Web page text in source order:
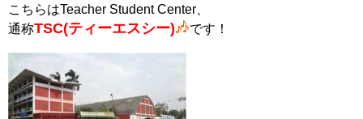
こちらはTeacher Student Center、
通称TSC(ティーエスシー) です！